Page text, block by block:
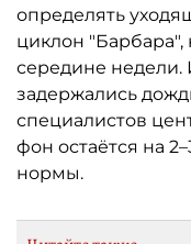
определять
циклон
середине недели.
задержались
специалистов
фон остаётся на
нормы.